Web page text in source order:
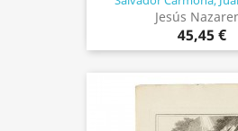
Jesús
45,45 €